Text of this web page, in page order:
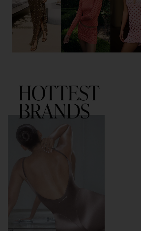
HOTTEST BRANDS